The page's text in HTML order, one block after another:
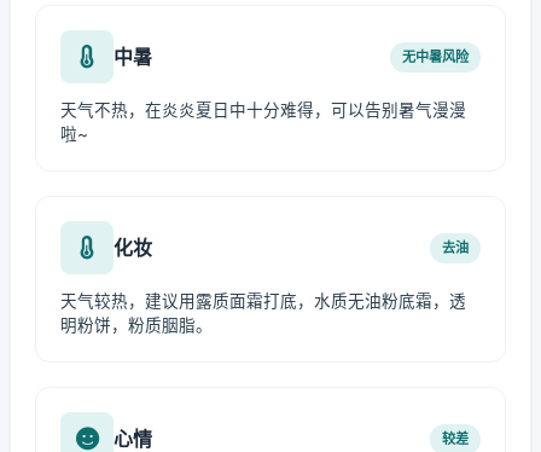
中暑 无中暑风险
天气不热，在炎炎夏日中十分难得，可以告别暑气漫漫
啦~
化妆 去油
天气较热，建议用露质面霜打底，水质无油粉底霜，透
明粉饼，粉质胭脂。
心情 较差